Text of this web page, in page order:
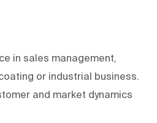
in sales management,
or industrial business.
and market dynamics